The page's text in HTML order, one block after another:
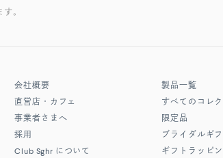
す。
会社概要
直営店・カフェ
事業者さまへ
採用
Club Sghr について
製品一覧
すべてのコレ
限定品
ブライダルギフ
ギフトラッピン